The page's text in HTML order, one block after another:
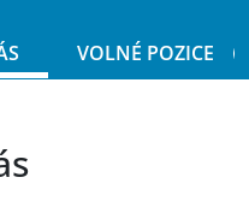
VOLNÉ POZICE